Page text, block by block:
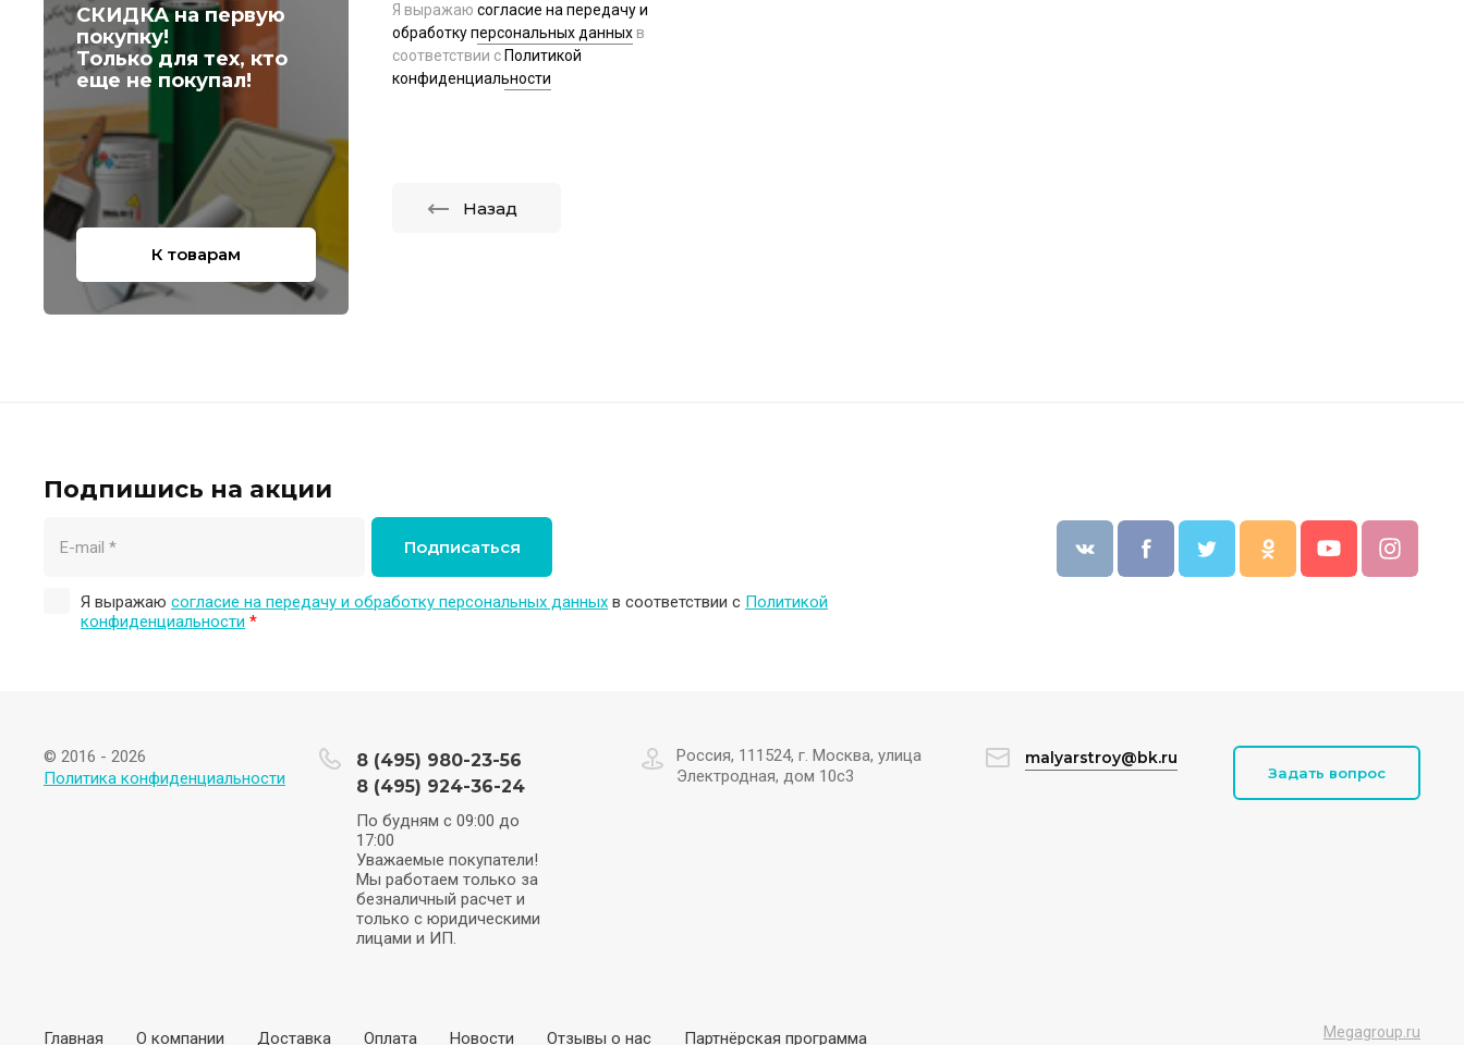
СКИДКА на первую
покупку!
Только для тех, кто
еще не покупал!
К товарам
Я выражаю согласие на передачу и
обработку персональных данных в
соответствии с Политикой
конфиденциальности
Назад
Подпишись на акции
Я выражаю согласие на передачу и обработку персональных данных в соответствии с Политикой
конфиденциальности *
Подписаться
© 2016 - 2026
Политика конфиденциальности
8 (495) 980-23-56
8 (495) 924-36-24
По будням с 09:00 до
17:00
Уважаемые покупатели!
Мы работаем только за
безналичный расчет и
только с юридическими
лицами и ИП.
Россия, 111524, г. Москва, улица
Электродная, дом 10с3
malyarstroy@bk.ru
Задать вопрос
Главная О компании Доставка Оплата Новости Отзывы о нас Партнёрская программа Megagroup.ru